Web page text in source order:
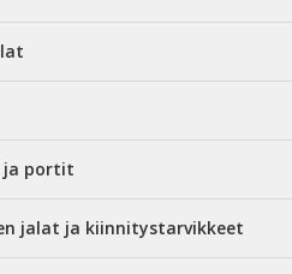
portit
jalat ja kiinnitystarvikkeet